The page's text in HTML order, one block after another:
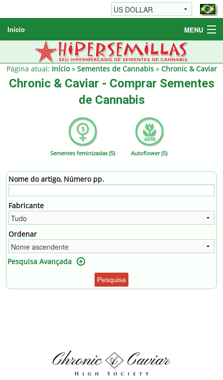
Início MENU
Sementes de Cannabis
Sementes Diversas
Informações / FAQ
Página atual: Início» Sementes de Cannabis» Chronic & Caviar
Chronic & Caviar - Comprar Sementes
de Cannabis
Sementes feminizadas (5) Autoflower (5)
Nome do artigo, Número pp.
Fabricante
Ordenar
Pesquisa Avançada
Pesquisa